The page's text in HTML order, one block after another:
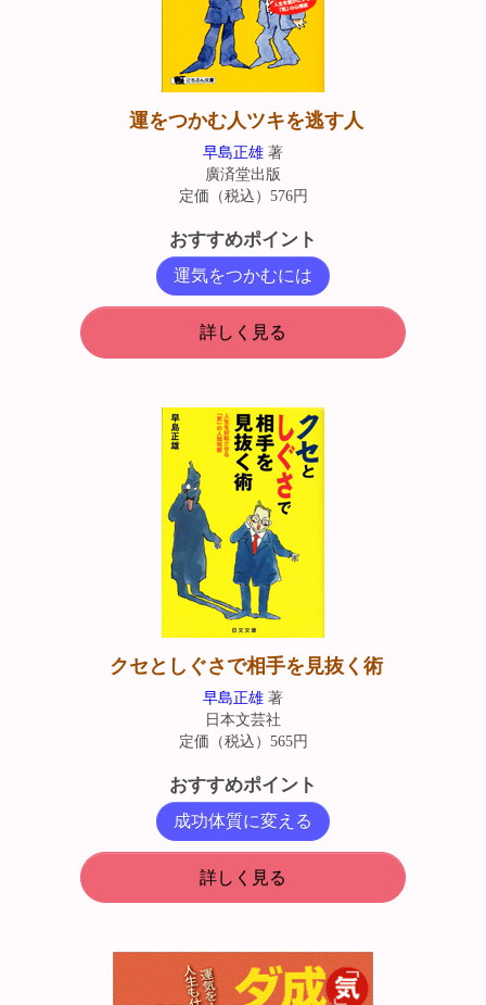
運をつかむ人ツキを逃す人
早島正雄 著
廣済堂出版
定価（税込）576円
おすすめポイント
運気をつかむには
詳しく見る
クセとしぐさで相手を見抜く術
早島正雄 著
日本文芸社
定価（税込）565円
おすすめポイント
成功体質に変える
詳しく見る